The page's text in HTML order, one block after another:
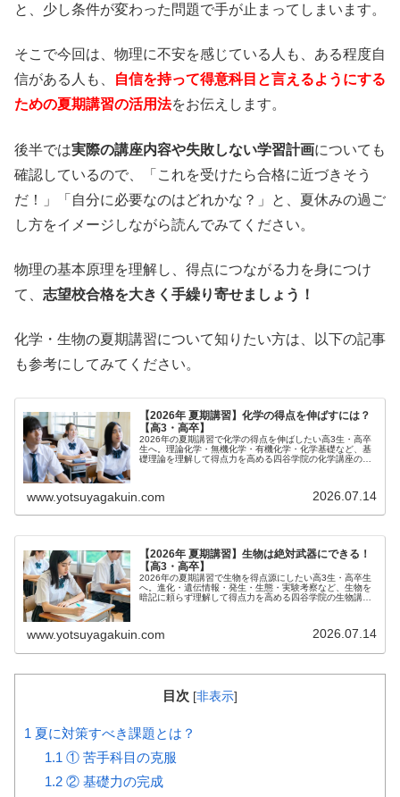
と、少し条件が変わった問題で手が止まってしまいます。
そこで今回は、物理に不安を感じている人も、ある程度自
信がある人も、
自信を持って得意科目と言えるようにする
ための夏期講習の活用法をお伝えします。
後半では実際の講座内容や失敗しない学習計画についても
確認しているので、「これを受けたら合格に近づきそう
だ！」「自分に必要なのはどれかな？」と、夏休みの過ご
し方をイメージしながら読んでみてください。
物理の基本原理を理解し、得点につながる力を身につけ
て、 志望校合格を大きく手繰り寄せましょう！
化学・生物の夏期講習について知りたい方は、以下の記事
も参考にしてみてください。
【2026年 夏期講習】化学の得点を伸ばすには？
【高3・高卒】
2026年の夏期講習で化学の得点を伸ばしたい高3生・高卒
生へ。理論化学・無機化学・有機化学・化学基礎など、基
礎理論を理解して得点力を高める四谷学院の化学講座の活
www.yotsuyagakuin.com 2026.07.14
【2026年 夏期講習】生物は絶対武器にできる！
【高3・高卒】
2026年の夏期講習で生物を得点源にしたい高3生・高卒生
へ。進化・遺伝情報・発生・生態・実験考察など、生物を
暗記に頼らず理解して得点力を高める四谷学院の生物講座
www.yotsuyagakuin.com 2026.07.14
目次 [非表示]
1 夏に対策すべき課題とは？
1.1 ① 苦手科目の克服
1.2② 基礎力の完成